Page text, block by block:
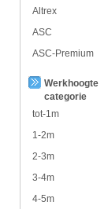
Altrex
ASC
ASC-Premium
Werkhoogte
categorie
tot-1m
1-2m
2-3m
3-4m
4-5m